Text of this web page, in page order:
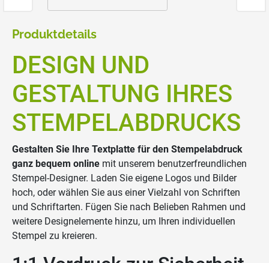
Produktdetails
DESIGN UND
GESTALTUNG IHRES
STEMPELABDRUCKS
Gestalten Sie Ihre Textplatte für den Stempelabdruck
ganz bequem online mit unserem benutzerfreundlichen
Stempel-Designer. Laden Sie eigene Logos und Bilder
hoch, oder wählen Sie aus einer Vielzahl von Schriften
und Schriftarten. Fügen Sie nach Belieben Rahmen und
weitere Designelemente hinzu, um Ihren individuellen
Stempel zu kreieren.